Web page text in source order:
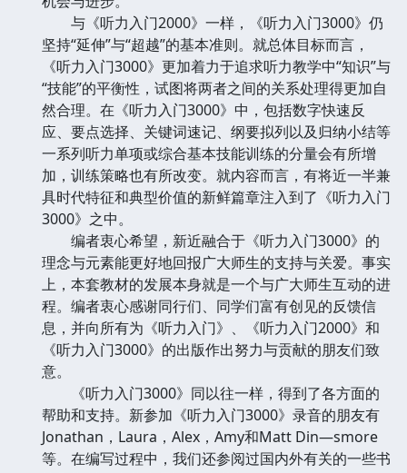
与《听力入门2000》一样，《听力入门3000》仍
坚持“延伸”与“超越”的基本准则。就总体目标而言，
《听力入门3000》更加着力于追求听力教学中“知识”与
“技能”的平衡性，试图将两者之间的关系处理得更加自
然合理。在《听力入门3000》中，包括数字快速反
应、要点选择、关键词速记、纲要拟列以及归纳小结等
一系列听力单项或综合基本技能训练的分量会有所增
加，训练策略也有所改变。就内容而言，有将近一半兼
具时代特征和典型价值的新鲜篇章注入到了《听力入门
3000》之中。
编者衷心希望，新近融合于《听力入门3000》的
理念与元素能更好地回报广大师生的支持与关爱。事实
上，本套教材的发展本身就是一个与广大师生互动的进
程。编者衷心感谢同行们、同学们富有创见的反馈信
息，并向所有为《听力入门》、《听力入门2000》和
《听力入门3000》的出版作出努力与贡献的朋友们致
意。
《听力入门3000》同以往一样，得到了各方面的
帮助和支持。新参加《听力入门3000》录音的朋友有
Jonathan，Laura，Alex，Amy和Matt Din—smore
等。在编写过程中，我们还参阅过国内外有关的一些书